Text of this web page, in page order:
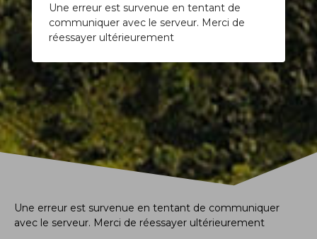
Une erreur est survenue en tentant de communiquer
avec le serveur. Merci de réessayer ultérieurement
Une erreur est survenue en tentant de
communiquer avec le serveur. Merci de
réessayer ultérieurement